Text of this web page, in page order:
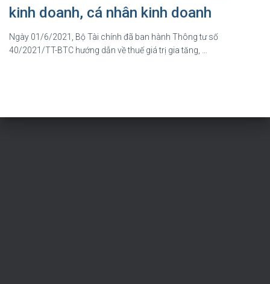
kinh doanh, cá nhân kinh doanh
Ngày 01/6/2021, Bộ Tài chính đã ban hành Thông tư số
40/2021/TT-BTC hướng dẫn về thuế giá trị gia tăng, …